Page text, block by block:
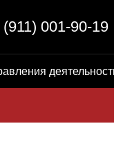
(911) 001-90-19